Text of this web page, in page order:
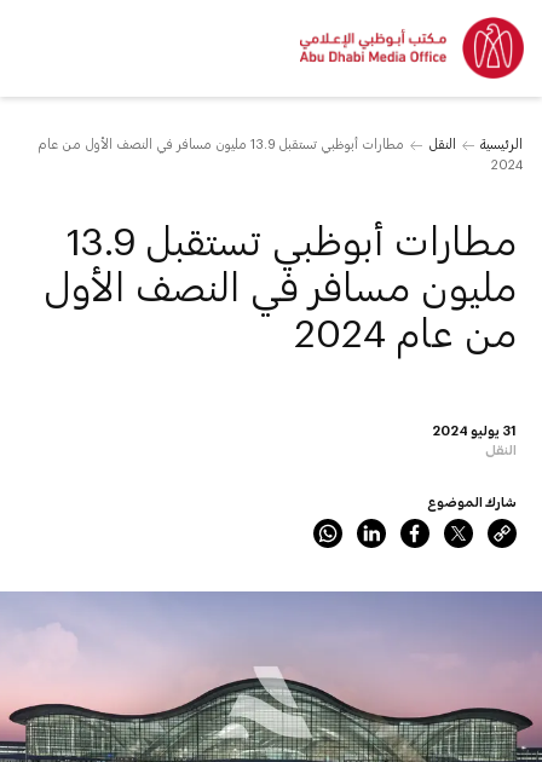
الرئيسية النقل
مطارات أبوظبي تستقبل 13.9 مليون مسافر في النصف الأول من عام
2024
31 يوليو 2024
النقل
مطارات أبوظبي تستقبل 13.9
مليون مسافر في النصف الأول
من عام 2024
شارك الموضوع